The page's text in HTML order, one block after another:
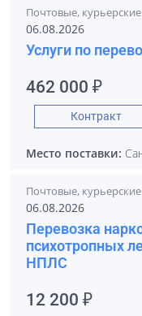
Почтовые, курьерские
06.08.2026
Услуги по
462 000 ₽
Контракт
Место поставки:
Почтовые, курьерские
06.08.2026
Перевозка
психотропных
НПЛС
12 200 ₽